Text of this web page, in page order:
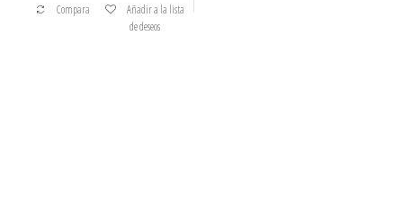
Compara
Añadir a la lista
de deseos